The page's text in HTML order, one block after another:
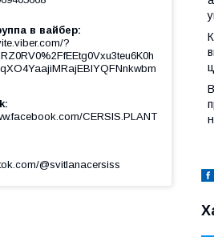
в вайбер
?
CERSIS.PLANT
@svitlanacersiss